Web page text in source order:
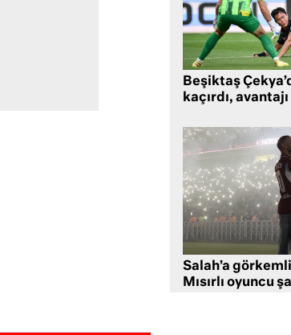
Beşiktaş
kaçırdı,
Salah’a
Mısırlı oyuncu